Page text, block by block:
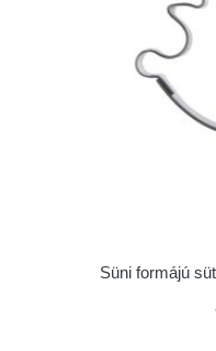
Süni formájú